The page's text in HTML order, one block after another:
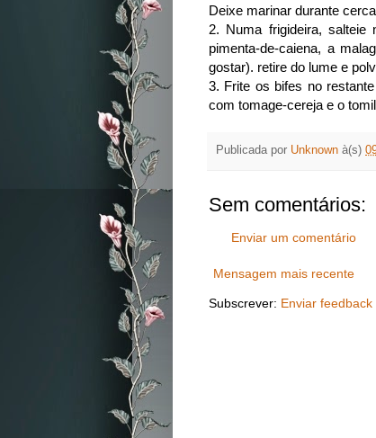
Deixe marinar durante
2. Numa frigideira,
pimenta-de-caiena, a
gostar). retire do lume e
3. Frite os bifes no
com tomage-cereja e o
Publicada por Unknown à(s)
Sem comentários:
Enviar um comentário
Mensagem mais recente
Subscrever: Enviar feedback